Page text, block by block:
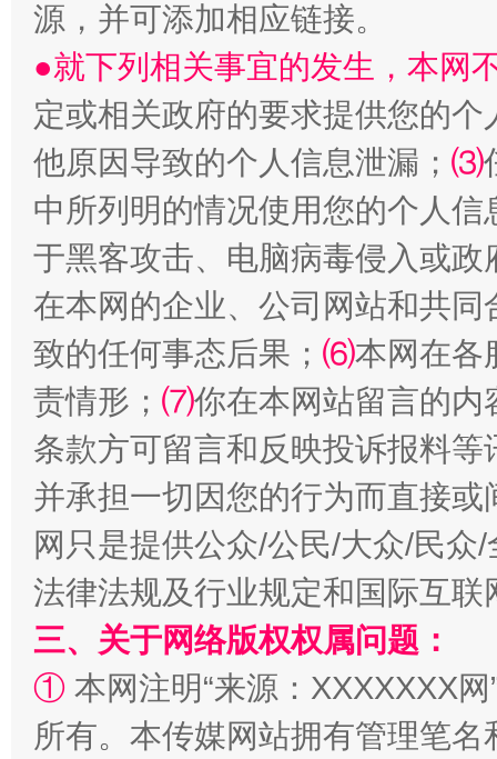
受贿1.44亿！段成刚被判无期 从幼
全民健身五年计划来了！等你上场
源，并可添加相应链接。
●就下列相关事宜的发生，本网
定或相关政府的要求提供您的个
他原因导致的个人信息泄漏； ⑶
中所列明的情况使用您的个人
于黑客攻击、电脑病毒侵入或
在本网的企业、公司网站和共
致的任何事态后果； ⑹本网在各
责情形； ⑺你在本网站留言的内
条款方可留言和反映投诉报料
并承担一切因您的行为而直接
网只是提供公众/公民/大众/民
法律法规及行业规定和国际互
三、关于网络版权权属问题：
① 本网注明“来源：XXXXXXX
所有。本传媒网站拥有管理笔